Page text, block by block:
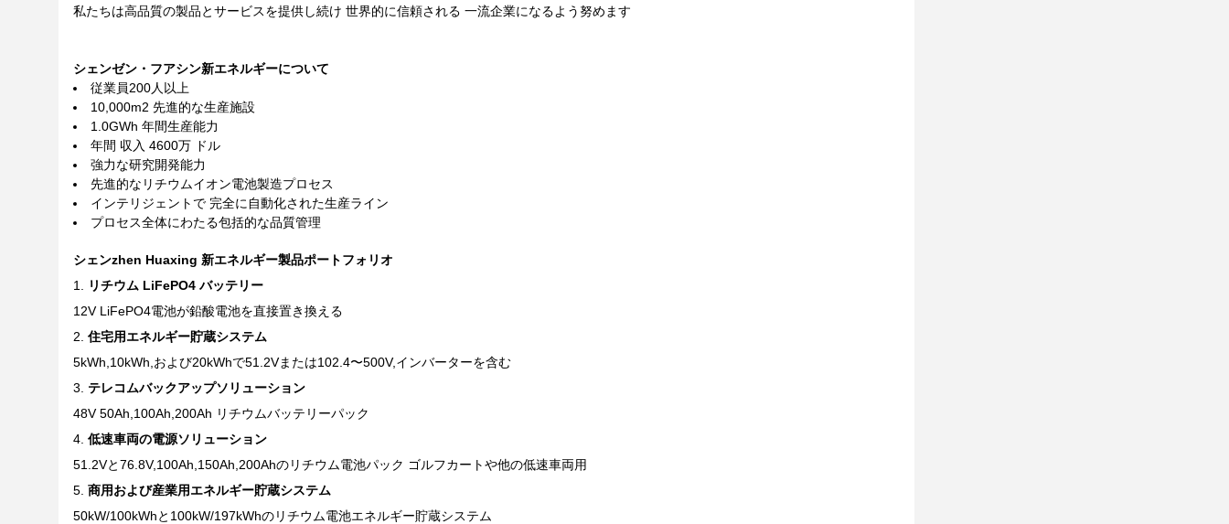
私たちは高品質の製品とサービスを提供し続け 世界的に信頼される 一流企業になるよう努めます
シェンゼン・フアシン新エネルギーについて
従業員200人以上
10,000m2 先進的な生産施設
1.0GWh 年間生産能力
年間 収入 4600万 ドル
強力な研究開発能力
先進的なリチウムイオン電池製造プロセス
インテリジェントで 完全に自動化された生産ライン
プロセス全体にわたる包括的な品質管理
シェンzhen Huaxing 新エネルギー製品ポートフォリオ
リチウム LiFePO4 バッテリー
12V LiFePO4電池が鉛酸電池を直接置き換える
住宅用エネルギー貯蔵システム
5kWh,10kWh,および20kWhで51.2Vまたは102.4〜500V,インバーターを含む
テレコムバックアップソリューション
48V 50Ah,100Ah,200Ah リチウムバッテリーパック
低速車両の電源ソリューション
51.2Vと76.8V,100Ah,150Ah,200Ahのリチウム電池パック ゴルフカートや他の低速車両用
商用および産業用エネルギー貯蔵システム
50kW/100kWhと100kW/197kWhのリチウム電池エネルギー貯蔵システム